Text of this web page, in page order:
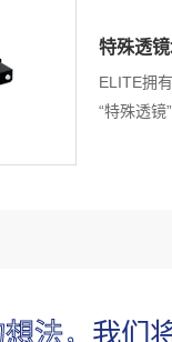
特殊透
ELITE拥
“特殊透镜
法， 我们